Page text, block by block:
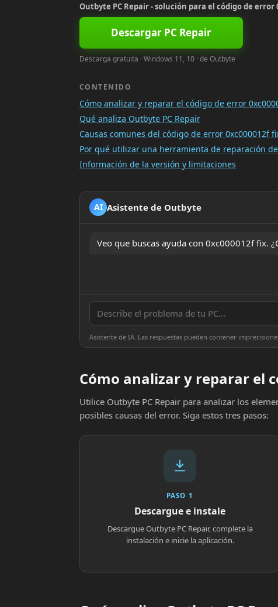
Outbyte PC Repair - solución para el código de error
Descargar PC Repair
Descarga gratuita · Windows 11, 10 · de Outbyte
CONTENIDO
Cómo analizar y reparar el código de error
Qué analiza Outbyte PC Repair
Causas comunes del código de error 0xc000012f
Por qué utilizar una herramienta de reparación
Información de la versión y limitaciones
AI Asistente de Outbyte
Veo que buscas ayuda con 0xc000012f fix.
Asistente de IA. Las respuestas pueden contener
Cómo analizar y reparar el
Utilice Outbyte PC Repair para analizar los
posibles causas del error. Siga estos tres pasos:
PASO 1
Descargue e instale
Descargue Outbyte PC Repair, complete la
instalación e inicie la aplicación.